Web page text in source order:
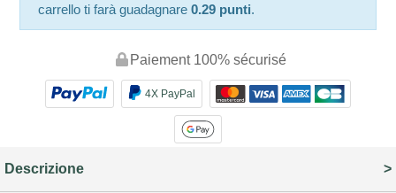
carrello ti farà guadagnare0.29 punti.
Paiement 100% sécurisé
4X PayPal
Descrizione